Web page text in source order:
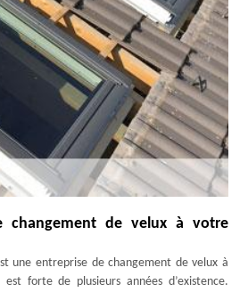
changement de velux à votre
une entreprise de changement de velux à
est forte de plusieurs années d’existence.